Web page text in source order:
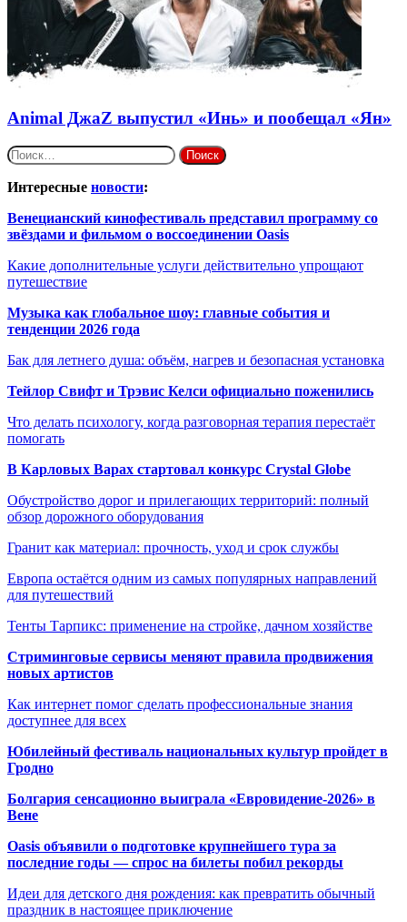
Animal ДжаZ выпустил «Инь» и пообещал «Ян»
Найти:
Интересные новости:
Венецианский кинофестиваль представил программу со
звёздами и фильмом о воссоединении Oasis
Какие дополнительные услуги действительно упрощают
путешествие
Музыка как глобальное шоу: главные события и
тенденции 2026 года
Бак для летнего душа: объём, нагрев и безопасная установка
Тейлор Свифт и Трэвис Келси официально поженились
Что делать психологу, когда разговорная терапия перестаёт
помогать
В Карловых Варах стартовал конкурс Crystal Globe
Обустройство дорог и прилегающих территорий: полный
обзор дорожного оборудования
Гранит как материал: прочность, уход и срок службы
Европа остаётся одним из самых популярных направлений
для путешествий
Тенты Тарпикс: применение на стройке, дачном хозяйстве
Стриминговые сервисы меняют правила продвижения
новых артистов
Как интернет помог сделать профессиональные знания
доступнее для всех
Юбилейный фестиваль национальных культур пройдет в
Гродно
Болгария сенсационно выиграла «Евровидение-2026» в
Вене
Oasis объявили о подготовке крупнейшего тура за
последние годы — спрос на билеты побил рекорды
Идеи для детского дня рождения: как превратить обычный
праздник в настоящее приключение